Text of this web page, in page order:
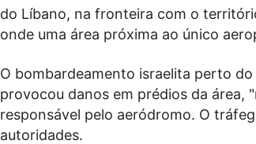
do Líbano, na fronteira com o
onde uma área próxima ao único
O bombardeamento israelita perto
provocou danos em prédios da área,
responsável pelo aeródromo. O
autoridades.